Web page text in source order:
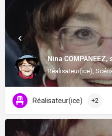
Nina COMPANEEZ,
Réalisateur(ice),
Réalisateur(ice) +2